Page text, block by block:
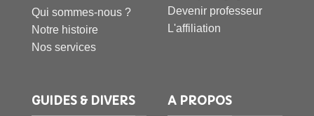
Qui sommes-nous ?
Notre histoire
Nos services
Devenir professeur
L'affiliation
GUIDES & DIVERS A PROPOS